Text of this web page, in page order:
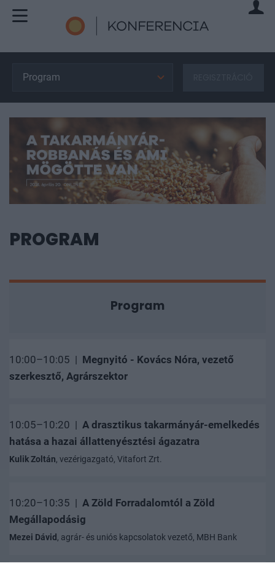
Program
PROGRAM
Program
10:00–10:05 | Megnyitó - Kovács Nóra, vezető
szerkesztő, Agrárszektor
10:05–10:20 | A drasztikus takarmányár-emelkedés
hatása a hazai állattenyésztési ágazatra
Kulik Zoltán, vezérigazgató, Vitafort Zrt.
10:20–10:35 | A Zöld Forradalomtól a Zöld
Megállapodásig
Mezei Dávid , agrár- és uniós kapcsolatok vezető, MBH Bank